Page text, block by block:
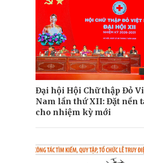
Đại hội Hội Chữ thập Đỏ
Nam lần thứ XII: Đặt nền
cho nhiệm kỳ mới